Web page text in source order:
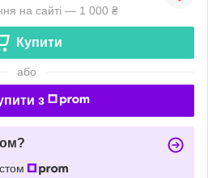
на сайті — 1 000 ₴
Купити
або
з